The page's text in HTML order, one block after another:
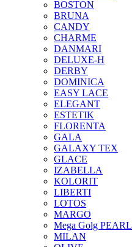
BOSTON
BRUNA
CANDY
CHARME
DANMARI
DELUXE-H
DERBY
DOMINICA
EASY LACE
ELEGANT
ESTETIK
FLORENTA
GALA
GALAXY TEX
GLACE
IZABELLA
KOLORIT
LIBERTI
LOTOS
MARGO
Mega Golg PEARL
MILAN